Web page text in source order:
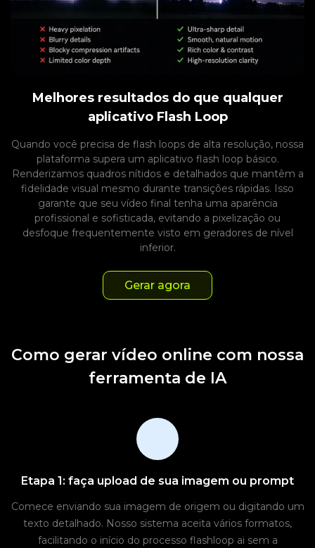
Melhores resultados do que qualquer
aplicativo Flash Loop
Quando você precisa de flash loops de alta resolução, nossa
plataforma supera um aplicativo flash loop básico.
Renderizamos quadros nítidos e detalhados que mantêm a
fidelidade visual mesmo durante transições rápidas. Isso
garante que seu vídeo final tenha uma aparência
profissional e sofisticada, evitando a pixelização ou
desfoque frequentemente visto em geradores de nível
inferior.
Gerar agora
Como gerar vídeo online com nossa
ferramenta de IA
Etapa 1: faça upload de sua imagem ou prompt
Comece enviando sua imagem de origem ou digitando um
texto detalhado. Nosso sistema aceita vários formatos,
facilitando o início do processo flashloop ai sem a